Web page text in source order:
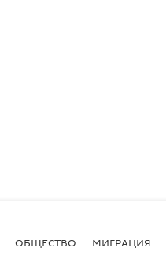
ОБЩЕСТВО МИГРАЦИЯ